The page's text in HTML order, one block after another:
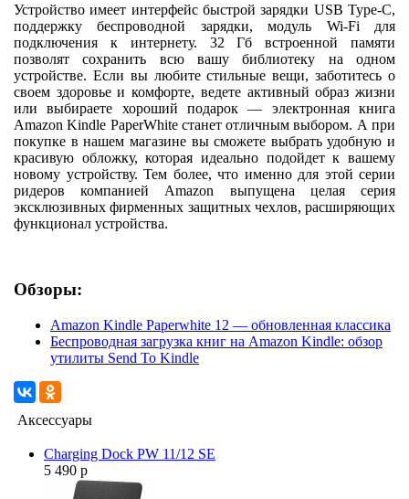
Устройство имеет интерфейс быстрой зарядки USB Type-C,
поддержку беспроводной зарядки, модуль Wi-Fi для
подключения к интернету. 32 Гб встроенной памяти
позволят сохранить всю вашу библиотеку на одном
устройстве. Если вы любите стильные вещи, заботитесь о
своем здоровье и комфорте, ведете активный образ жизни
или выбираете хороший подарок — электронная книга
Amazon Kindle PaperWhite станет отличным выбором. А при
покупке в нашем магазине вы сможете выбрать удобную и
красивую обложку, которая идеально подойдет к вашему
новому устройству. Тем более, что именно для этой серии
ридеров компанией Amazon выпущена целая серия
эксклюзивных фирменных защитных чехлов, расширяющих
функционал устройства.
Обзоры:
Amazon Kindle Paperwhite 12 — обновленная классика
Беспроводная загрузка книг на Amazon Kindle: обзор
утилиты Send To Kindle
Аксессуары
Charging Dock PW 11/12 SE
5 490 р